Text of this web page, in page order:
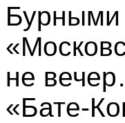
Бурными
не
«Бате-